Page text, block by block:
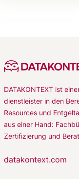
DATAKONTEXT ist
dienstleister in den
Resources und
aus einer Hand:
Zertifizierung und
datakontext.com